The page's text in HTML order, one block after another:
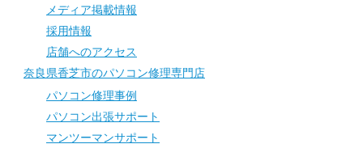
メディア掲載情報
採用情報
店舗へのアクセス
奈良県香芝市のパソコン修理専門店
パソコン修理事例
パソコン出張サポート
マンツーマンサポート